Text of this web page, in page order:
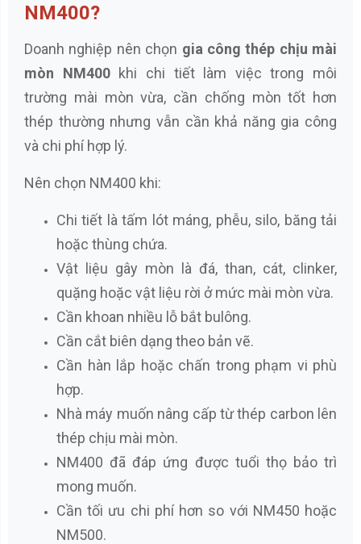
NM400?
Doanh nghiệp nên chọn gia công thép chịu mài
mòn NM400khi chi tiết làm việc trong môi
trường mài mòn vừa, cần chống mòn tốt hơn
thép thường nhưng vẫn cần khả năng gia công
và chi phí hợp lý.
Nên chọn NM400 khi:
Chi tiết là tấm lót máng, phễu, silo, băng tải
hoặc thùng chứa.
Vật liệu gây mòn là đá, than, cát, clinker,
quặng hoặc vật liệu rời ở mức mài mòn vừa.
Cần khoan nhiều lỗ bắt bulông.
Cần cắt biên dạng theo bản vẽ.
Cần hàn lắp hoặc chấn trong phạm vi phù
hợp.
Nhà máy muốn nâng cấp từ thép carbon lên
thép chịu mài mòn.
NM400 đã đáp ứng được tuổi thọ bảo trì
mong muốn.
Cần tối ưu chi phí hơn so với NM450 hoặc
NM500.